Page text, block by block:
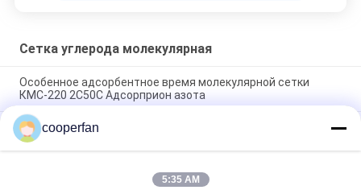
Сетка углерода молекулярная
Особенное адсорбентное время молекулярной сетки
КМС-220 2С50С Адсорприон азота
Сетка КМС-240 длинного углерода срока службы
молекулярная с сильной емкостью адсорбцией
Продукция сетки КМС-260 длинного углерода окиси
углерода прокладки адсорбентного молекулярная
cooperfan
5:35 AM